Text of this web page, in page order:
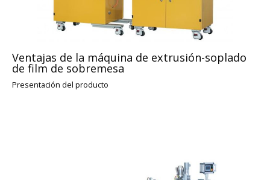
Ventajas de la máquina de extrusión-soplado
de film de sobremesa
Presentación del producto